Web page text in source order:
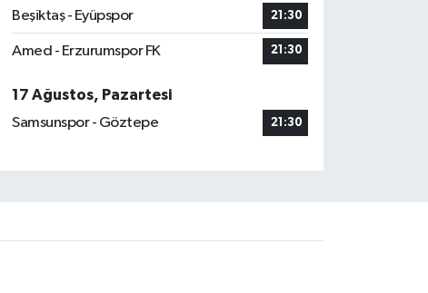
Beşiktaş - Eyüpspor 21:30
Amed - Erzurumspor FK 21:30
17 Ağustos, Pazartesi
Samsunspor - Göztepe
21:30